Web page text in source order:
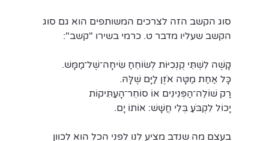
סוג הקשב הזה לצרכים המשותפים הוא גם סוג
הקשב שעליו מדבר ט. כרמי בשירו "קשב":
קָשֶׁה לִשְׁתֵּי קֻנְכִיּוֹת לְשׂוֹחֵחַ שִׂיחָה־שֶׁל־מַמָּשׁ.
כָּל אַחַת מַטָּה אֹזֶן לַיָּם שֶׁלָּהּ.
רַק שׁוֹלֵה־הַפְּנִינִים אוֹ סוֹחֵר־הָעַתִּיקוֹת
יָכוֹל לִקְבֹּעַ בְּלִי חֲשָׁשׁ: אוֹתוֹ יָם.
בעצם מה שנדב מציע לנו לפני הכל הוא לכוון